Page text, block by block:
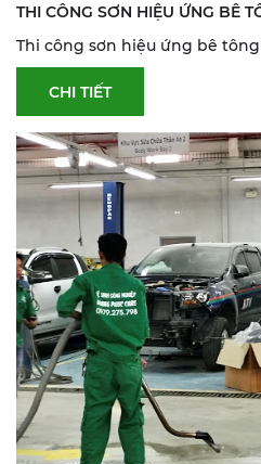
THI CÔNG SƠN HIỆU ỨNG BÊ
Thi công sơn hiệu ứng bê
CHI TIẾT